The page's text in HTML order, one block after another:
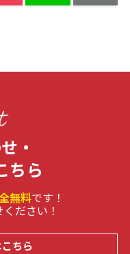
・
ちら
無料です！
ださい！
ちら